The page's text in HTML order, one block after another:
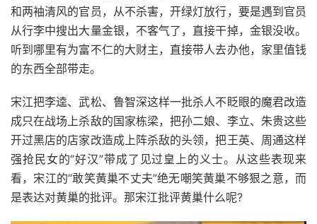
和两袖清风的官员，从不杀害，开绿灯放行，要是遇到官员
从行李中搜出大量金银，不客气了，直接干掉，金银没收。
听到哪里有为富不仁的大财主，直接带人去办他，家里值钱
的东西全部带走。
宋江把李逵、武松、鲁智深这样一批杀人不眨眼的魔君改造
成只在战场上杀敌的国家栋梁，把孙二娘、李立、朱贵这些
开过黑店的店家改造成上阵杀敌的头领，把王英、周通这样
强抢民女的“好汉”带成了见过皇上的义士。从这些表现来
看，宋江的“敢笑黄巢不丈夫”绝无嘲笑黄巢不够狠之意，而
是表达对黄巢的批评。那宋江批评黄巢什么呢?